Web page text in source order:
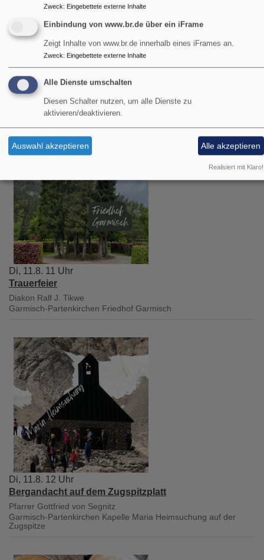
Bildrechte
Terminvorschau:
Di, 11.8. 11 Uhr
Trauerfeier
Diakon Ralf J. Tikwe
Garmisch-Partenkirchen Friedhof Garmisch
Di, 11.8. 12 Uhr
Bergandacht auf dem Zugspitzplatt
Pfarrer Gottfried von Segnitz
Garmisch-Partenkirchen Kapelle Maria Heimsuchung auf der
Zugspitze
Zweck: Eingebettete externe Inhalte
Einbindung von www.br.de über ein iFrame
Zeigt Inhalte von www.br.de innerhalb eines iFrames an.
Zweck: Eingebettete externe Inhalte
Alle Dienste umschalten
Diesen Schalter nutzen, um alle Dienste zu
aktivieren/deaktivieren.
Auswahl akzeptieren Alle akzeptieren
Realisiert mit Klaro!